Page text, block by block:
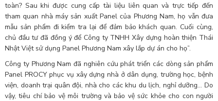
toàn? Sau khi được cung cấp tài liệu liên quan và trực tiếp đến
tham quan nhà máy sản xuất Panel của Phương Nam, họ vẫn đưa
mẫu sản phẩm đi kiểm tra lại để đảm bảo khách quan. Cuối cùng,
chủ đầu tư đã đồng ý để Công ty TNHH Xây dựng hoàn thiện Thái
Nhật Việt sử dụng Panel Phương Nam xây lắp dự án cho họ”.
Công ty Phương Nam đã nghiên cứu phát triển các dòng sản phẩm
Panel PROCY phục vụ xây dựng nhà ở dân dụng, trường học, bệnh
viện, doanh trại quân đội, nhà cho các khu du lịch, nghỉ dưỡng… Do
vậy, tiêu chí bảo vệ môi trường và bảo vệ sức khỏe cho con người